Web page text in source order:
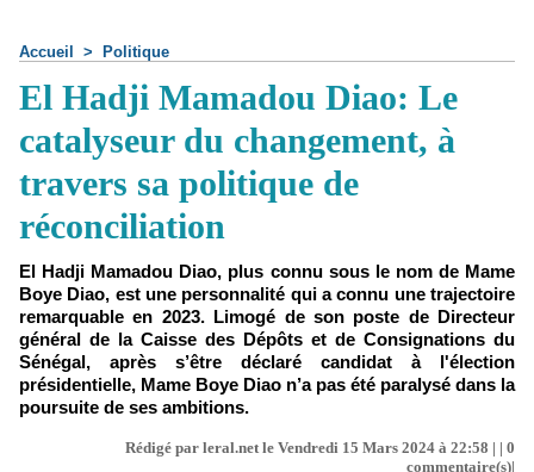
Accueil > Politique
El Hadji Mamadou Diao: Le
catalyseur du changement, à
travers sa politique de
réconciliation
El Hadji Mamadou Diao, plus connu sous le nom de Mame
Boye Diao, est une personnalité qui a connu une trajectoire
remarquable en 2023. Limogé de son poste de Directeur
général de la Caisse des Dépôts et de Consignations du
Sénégal, après s’être déclaré candidat à l'élection
présidentielle, Mame Boye Diao n’a pas été paralysé dans la
poursuite de ses ambitions.
Rédigé par leral.net le Vendredi 15 Mars 2024 à 22:58 | | 0
commentaire(s)|